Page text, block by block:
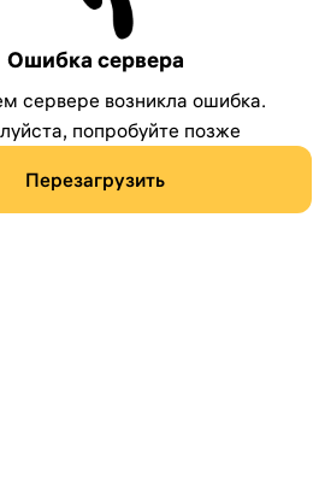
Ошибка сервера
сервере возникла ошибка.
попробуйте позже
Перезагрузить